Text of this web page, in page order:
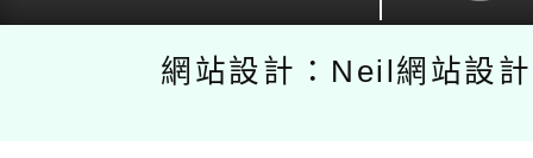
網站設計：Neil網站設